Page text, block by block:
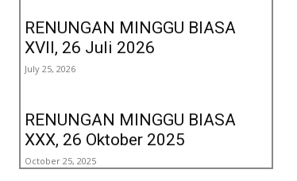
RENUNGAN MINGGU BIASA
XVII, 26 Juli 2026
July 25, 2026
RENUNGAN MINGGU BIASA
XXX, 26 Oktober 2025
October 25, 2025